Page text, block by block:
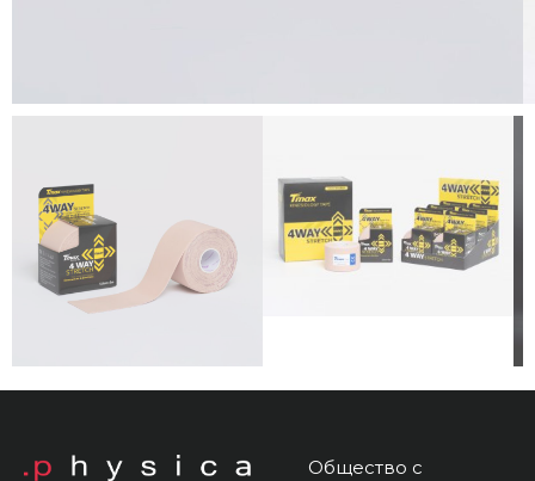
Общество с